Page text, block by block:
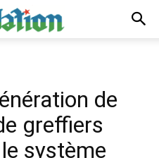
de
greffiers
système